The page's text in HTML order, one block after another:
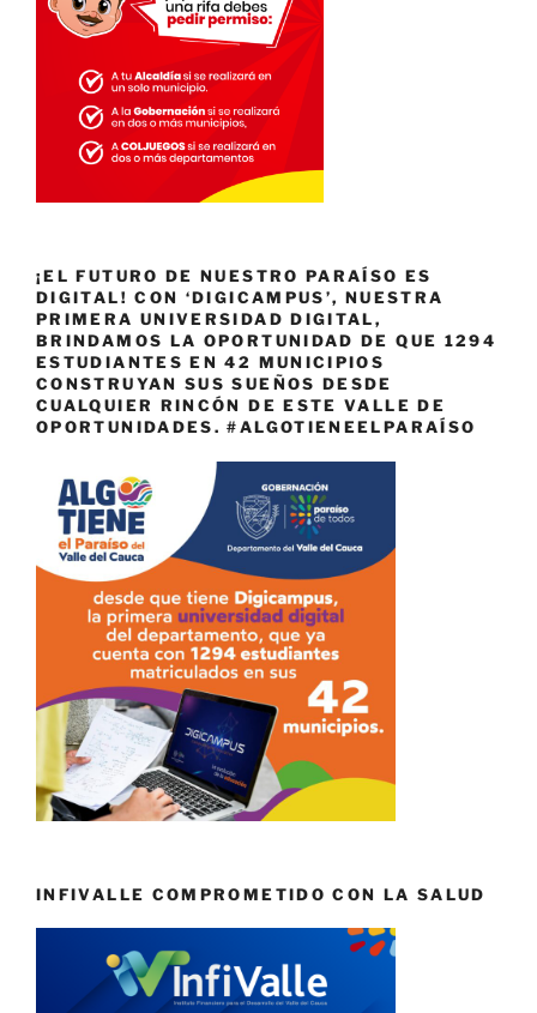
¡EL FUTURO DE NUESTRO PARAÍSO ES
DIGITAL! CON ‘DIGICAMPUS’, NUESTRA
PRIMERA UNIVERSIDAD DIGITAL,
BRINDAMOS LA OPORTUNIDAD DE QUE 1294
ESTUDIANTES EN 42 MUNICIPIOS
CONSTRUYAN SUS SUEÑOS DESDE
CUALQUIER RINCÓN DE ESTE VALLE DE
OPORTUNIDADES. #ALGOTIENEELPARAÍSO
INFIVALLE COMPROMETIDO CON LA SALUD